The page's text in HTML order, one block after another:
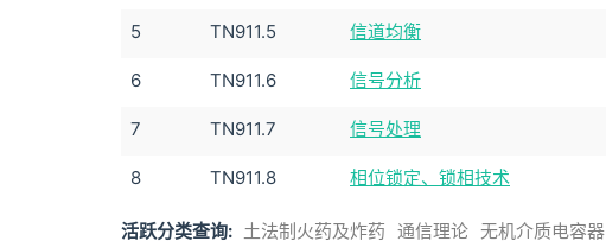
5 TN911.5 信道均衡
6 TN911.6 信号分析
7 TN911.7 信号处理
8 TN911.8 相位锁定、锁相技术
活跃分类查询: 土法制火药及炸药 通信理论 无机介质电容器